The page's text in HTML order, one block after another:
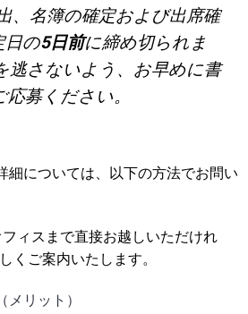
、名簿の確定および出席確
日の5日前に締め切られま
逃さないよう、お早めに書
募ください。
細については、以下の方法でお問い
ィスまで直接お越しいただけれ
くご案内いたします。
リット）